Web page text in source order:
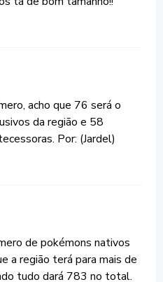
acho que 76 será o
da região e 58
Por: (Jardel)
de pokémons nativos
a região terá para mais de
tudo dará 783 no total.